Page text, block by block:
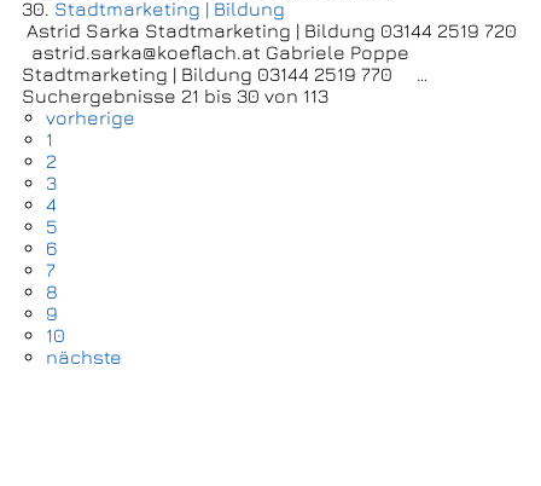
30. Stadtmarketing | Bildung
Astrid Sarka Stadtmarketing | Bildung 03144 2519 720
astrid.sarka@koeflach.at Gabriele Poppe
Stadtmarketing | Bildung 03144 2519 770​​​​​​​ …
Suchergebnisse 21 bis 30 von 113
vorherige
1
2
3
4
5
6
7
8
9
10
nächste